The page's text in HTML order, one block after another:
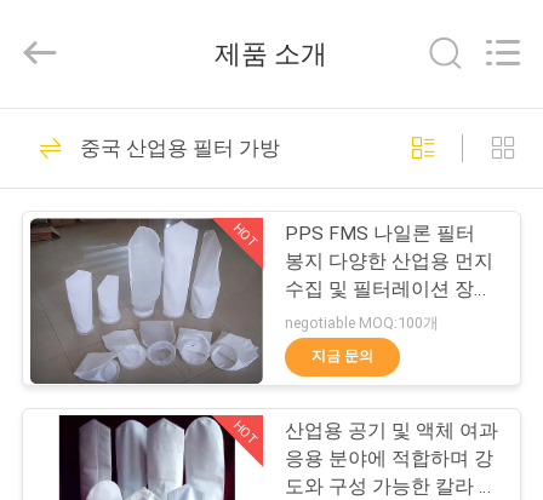
제
사
Hangzhou
Philis
Co.,
먼지 휠터 직물
48
유리 섬유 직포
23
제품 소개
중국 산업용 필터 가방
HOT
PPS FMS 나일론 필터
봉지 다양한 산업용 먼지
수집 및 필터레이션 장비
에 쉽게 설치 및 교체하도
록 설계
negotiable MOQ:100개
지금 문의
HOT
산업용 공기 및 액체 여과
응용 분야에 적합하며 강
도와 구성 가능한 칼라 옵